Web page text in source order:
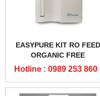
EASYPURE KIT RO FEED
ORGANIC FREE
BARNSTEAD
Hotline : 0989 253 860
0904 84 02 08